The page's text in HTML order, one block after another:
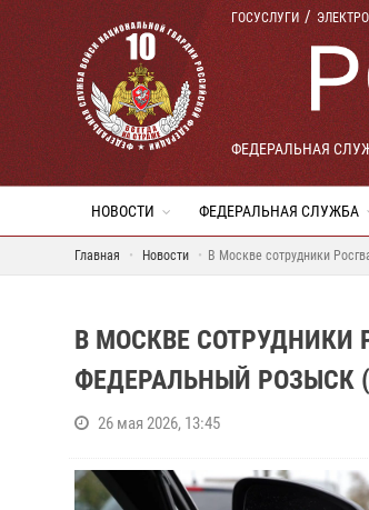
ГОСУСЛУГИ
ФЕДЕРАЛЬНАЯ
НОВОСТИ ФЕДЕРАЛЬНАЯ СЛУЖБА
Главная Новости В Москве сотрудники
В МОСКВЕ СОТРУДНИКИ
ФЕДЕРАЛЬНЫЙ РОЗЫСК
26 мая 2026, 13:45